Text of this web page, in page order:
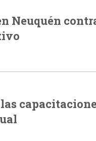
Neuquén